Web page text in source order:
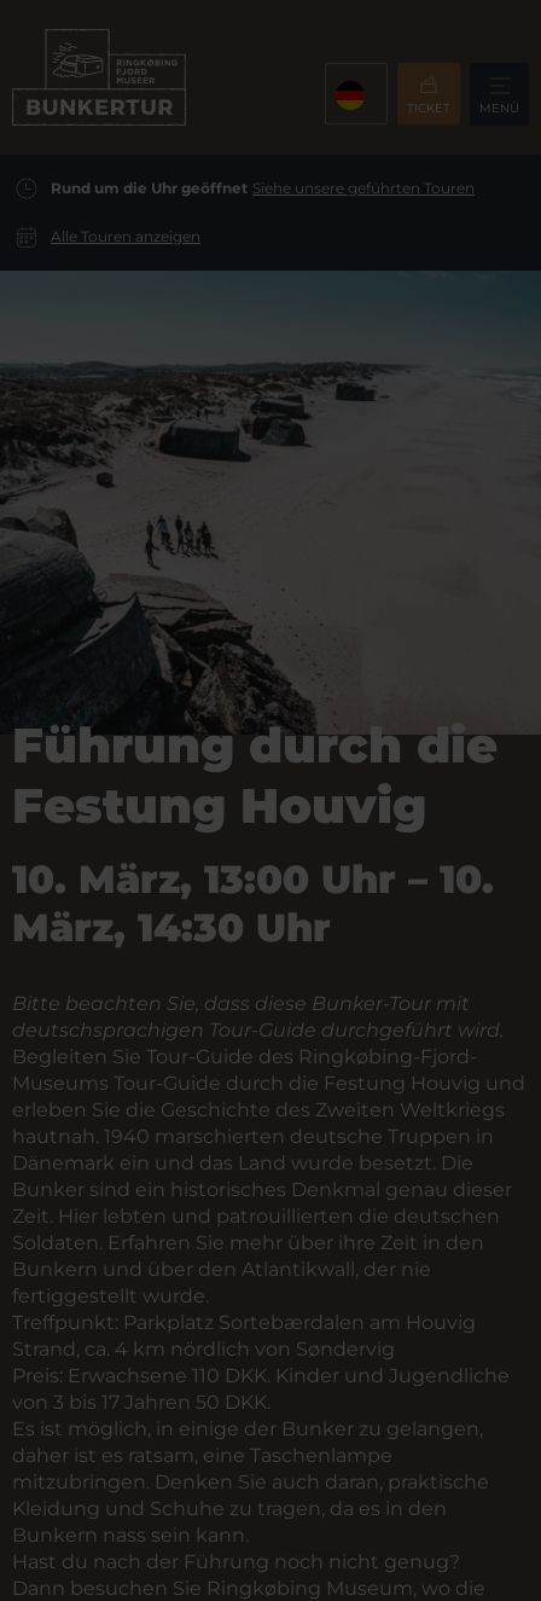
TICKET MENÜ
Rund um die Uhr geöffnet Siehe unsere geführten Touren
Alle Touren anzeigen
Führung durch die
Festung Houvig
10. März, 13:00 Uhr – 10.
März, 14:30 Uhr
Bitte beachten Sie, dass diese Bunker-Tour mit
deutschsprachigen Tour-Guide durchgeführt wird.
Begleiten Sie Tour-Guide des Ringkøbing-Fjord-
Museums Tour-Guide durch die Festung Houvig und
erleben Sie die Geschichte des Zweiten Weltkriegs
hautnah. 1940 marschierten deutsche Truppen in
Dänemark ein und das Land wurde besetzt. Die
Bunker sind ein historisches Denkmal genau dieser
Zeit. Hier lebten und patrouillierten die deutschen
Soldaten. Erfahren Sie mehr über ihre Zeit in den
Bunkern und über den Atlantikwall, der nie
fertiggestellt wurde.
Treffpunkt: Parkplatz Sortebærdalen am Houvig
Strand, ca. 4 km nördlich von Søndervig
Preis: Erwachsene 110 DKK. Kinder und Jugendliche
von 3 bis 17 Jahren 50 DKK.
Es ist möglich, in einige der Bunker zu gelangen,
daher ist es ratsam, eine Taschenlampe
mitzubringen. Denken Sie auch daran, praktische
Kleidung und Schuhe zu tragen, da es in den
Bunkern nass sein kann.
Hast du nach der Führung noch nicht genug?
Dann besuchen Sie Ringkøbing Museum, wo die